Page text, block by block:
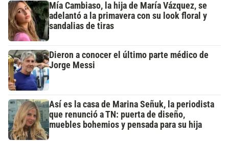
Mía Cambiaso, la hija de María Vázquez, se
adelantó a la primavera con su look floral y
sandalias de tiras
Dieron a conocer el último parte médico de
Jorge Messi
Así es la casa de Marina Señuk, la periodista
que renunció a TN: puerta de diseño,
muebles bohemios y pensada para su hija